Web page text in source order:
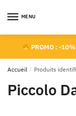
MENU
PROMO : -
Accueil / Produits
Piccolo